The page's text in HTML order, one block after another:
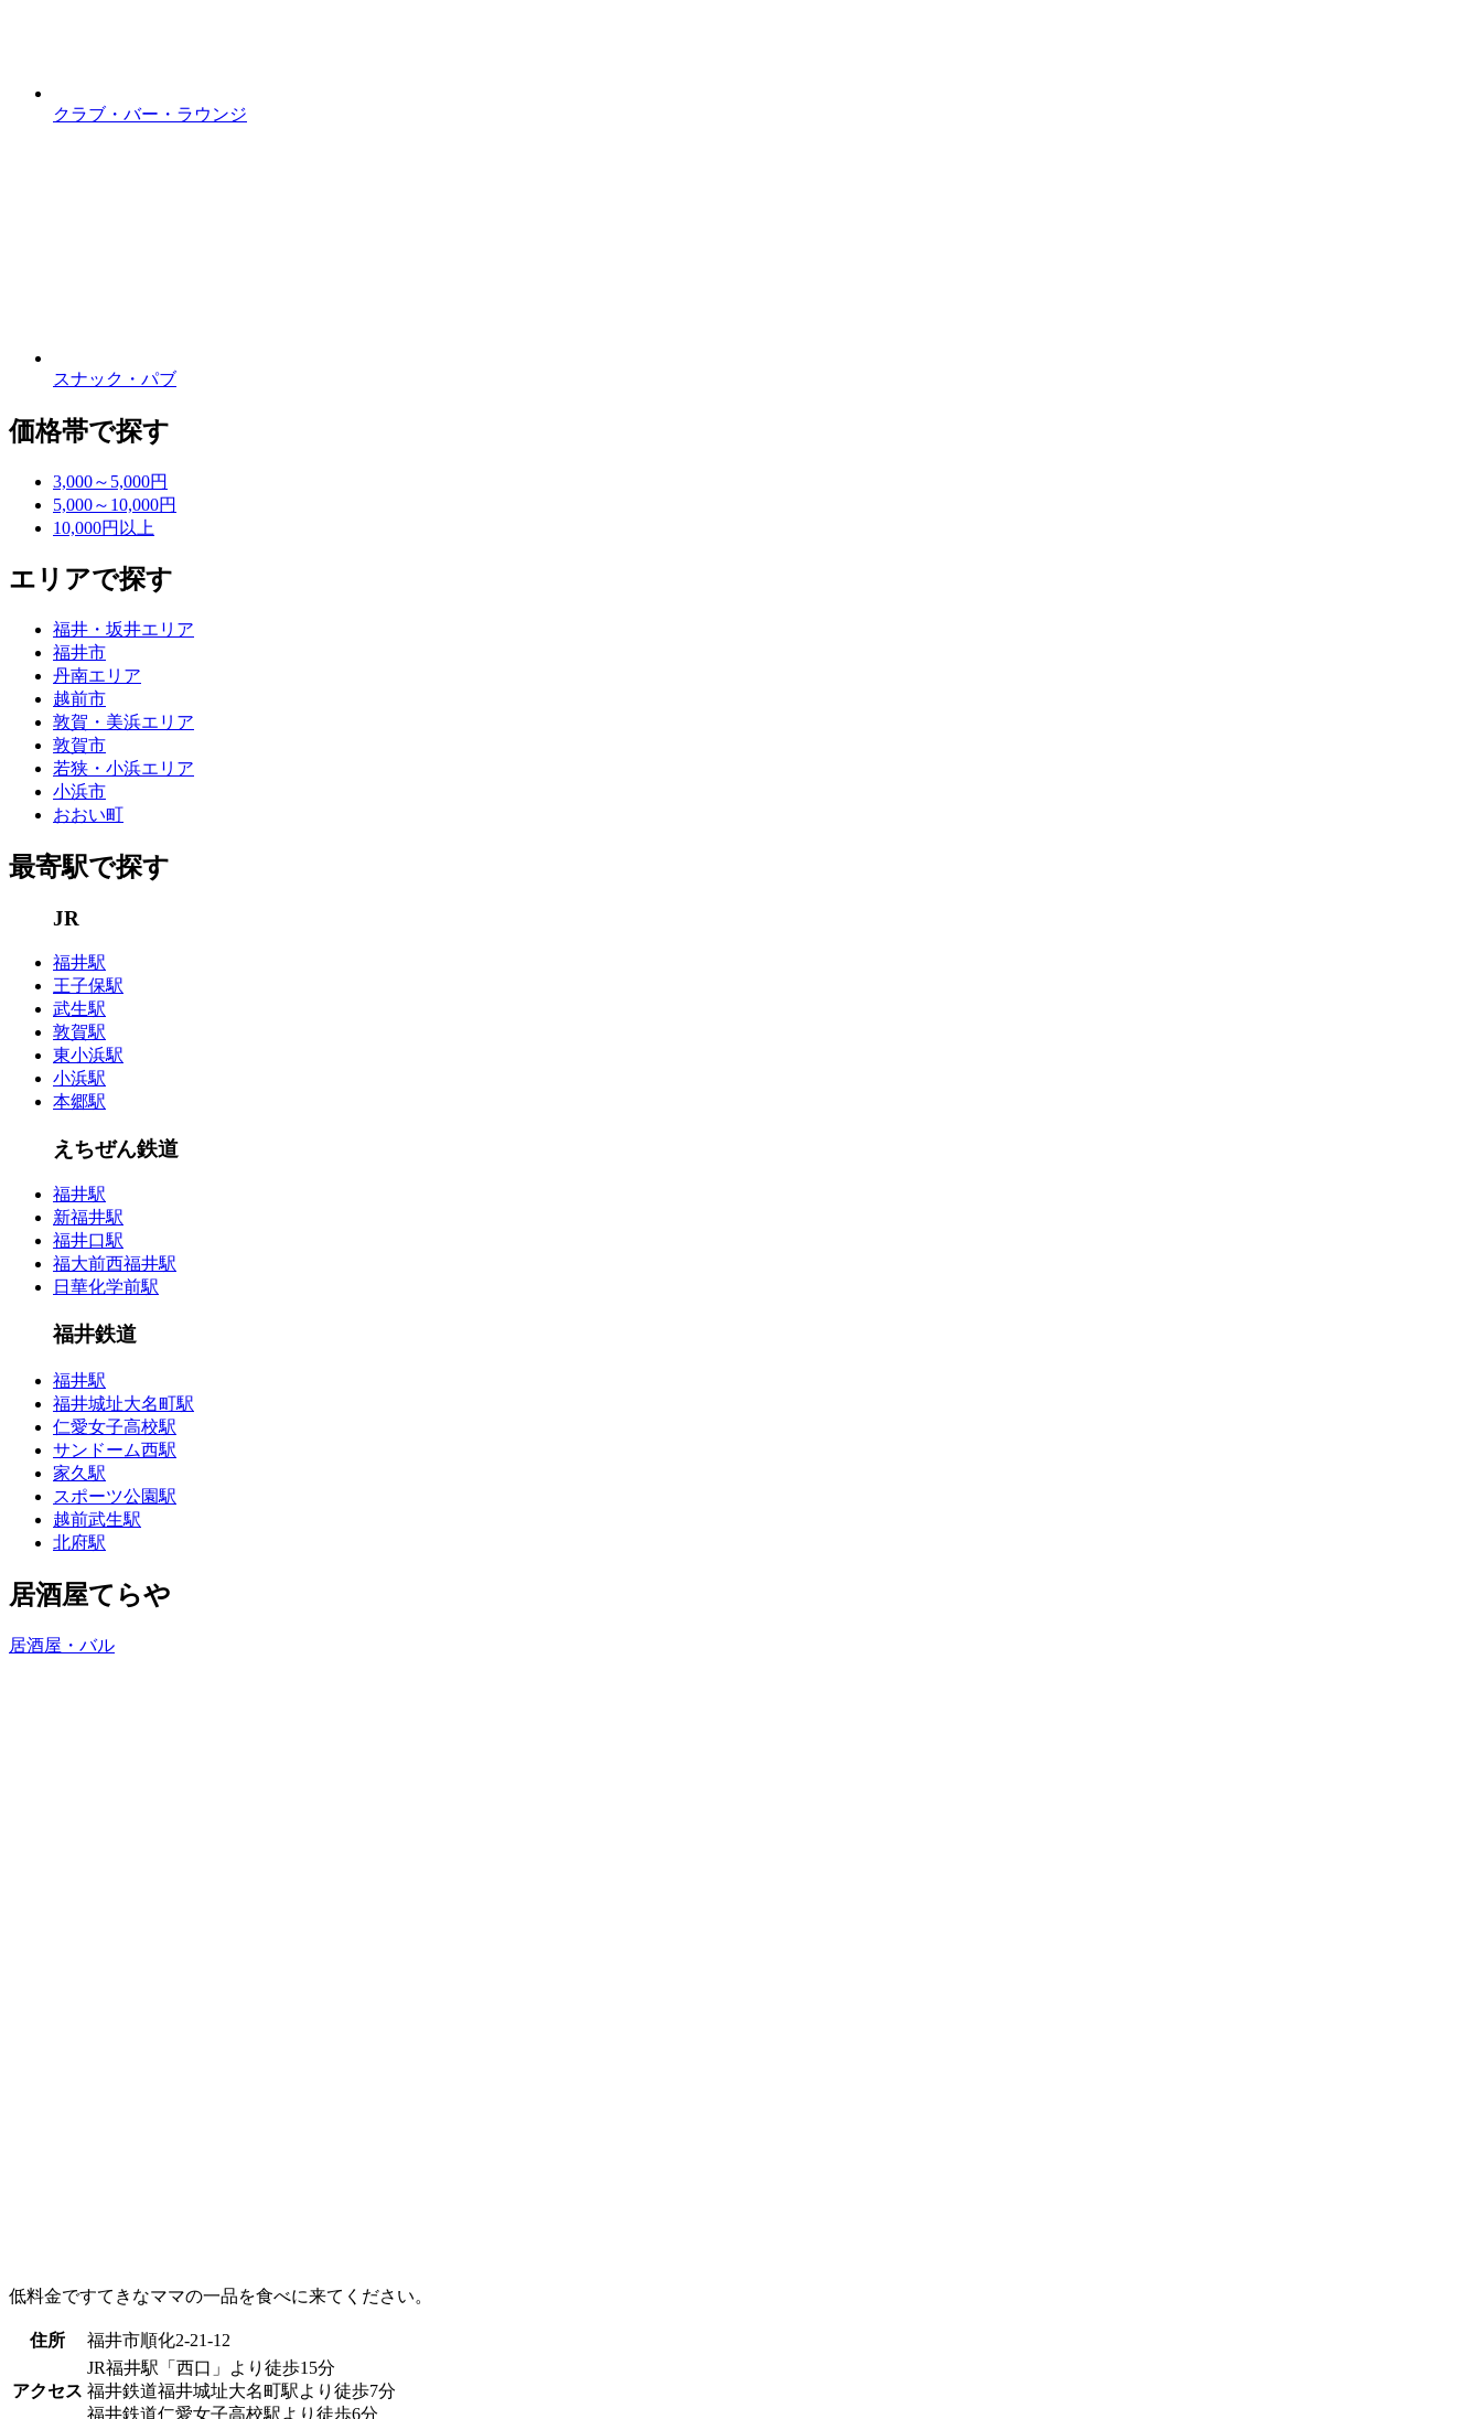
クラブ・バー・ラウンジ
スナック・パブ
価格帯で探す
3,000～5,000円
5,000～10,000円
10,000円以上
エリアで探す
福井・坂井エリア
福井市
丹南エリア
越前市
敦賀・美浜エリア
敦賀市
若狭・小浜エリア
小浜市
おおい町
最寄駅で探す
JR
福井駅
王子保駅
武生駅
敦賀駅
東小浜駅
小浜駅
本郷駅
えちぜん鉄道
福井駅
新福井駅
福井口駅
福大前西福井駅
日華化学前駅
福井鉄道
福井駅
福井城址大名町駅
仁愛女子高校駅
サンドーム西駅
家久駅
スポーツ公園駅
越前武生駅
北府駅
居酒屋てらや
居酒屋・バル
低料金ですてきなママの一品を食べに来てください。
住所 福井市順化2-21-12
アクセス
JR福井駅「西口」より徒歩15分
福井鉄道福井城址大名町駅より徒歩7分
福井鉄道仁愛女子高校駅より徒歩6分